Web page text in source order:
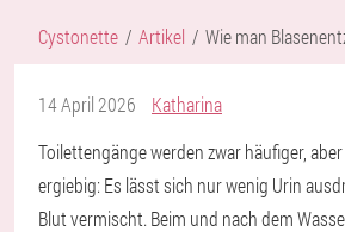
Cystonette Artikel Wie man
14 April 2026
Katharina
Toilettengänge werden zwar häufiger,
ergiebig: Es lässt sich nur wenig Urin
Blut vermischt. Beim und nach dem